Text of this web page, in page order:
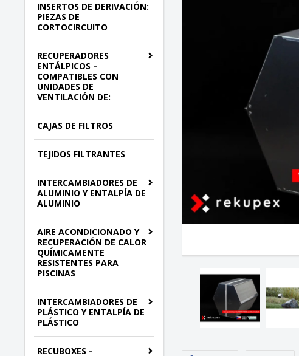
INSERTOS DE DERIVACIÓN:
PIEZAS DE
CORTOCIRCUITO
RECUPERADORES
ENTÁLPICOS –
COMPATIBLES CON
UNIDADES DE
VENTILACIÓN DE:
CAJAS DE FILTROS
TEJIDOS FILTRANTES
INTERCAMBIADORES DE
ALUMINIO Y ENTALPÍA DE
ALUMINIO
AIRE ACONDICIONADO Y
RECUPERACIÓN DE CALOR
QUÍMICAMENTE
RESISTENTES PARA
PISCINAS
INTERCAMBIADORES DE
PLÁSTICO Y ENTALPÍA DE
PLÁSTICO
RECUBOXES -